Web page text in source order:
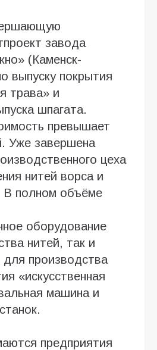
завода
(Каменск-
выпуску покрытия
трава» и
шпагата.
превышает
Уже завершена
цеха
нитей ворса и
В полном объёме
оборудование
нитей, так и
производства
«искусственная
машина и
предприятия